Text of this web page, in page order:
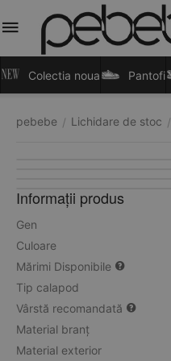
Colectia noua Pantofi
pebebe / Lichidare de stoc /
Informații produs
Gen
Culoare
Mărimi Disponibile
Tip calapod
Vârstă recomandată
Material branț
Material exterior